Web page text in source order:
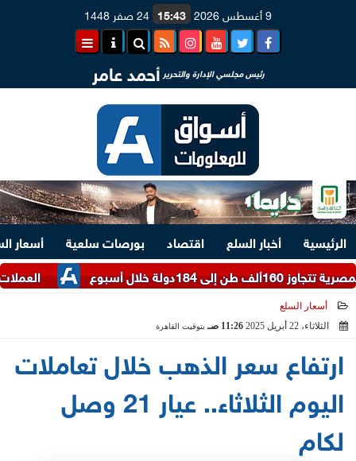
9 أغسطس 2026 15:43 24 صفر 1448
رئيس مجلسي الإدارة والتحرير أحمد عامر
الرئيسية أخبار السلع اقتصاد بورصات سلعية
أسعار
العملات الأجنبية المدرجة
أسعار السلع
الثلاثاء، 22 أبريل 2025
11:26 صـ بتوقيت القاهرة
ارتفاع سعر الذهب خلال تعاملات
اليوم الثلاثاء.. عيار 21 وصل
لكام